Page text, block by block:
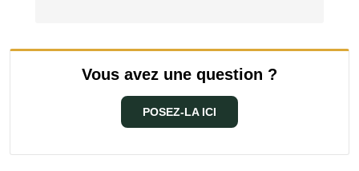
Vous avez une question ?
POSEZ-LA ICI